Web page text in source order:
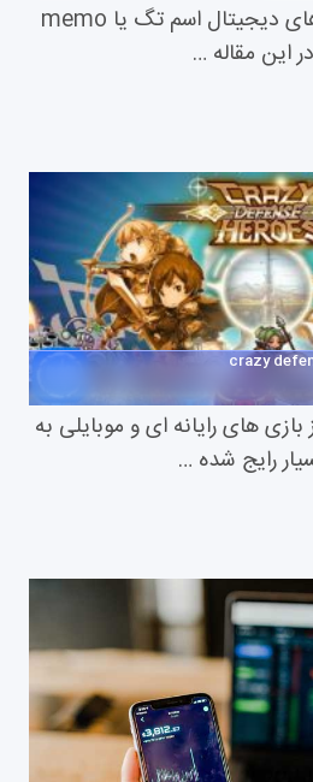
احتمالا هنگام خرید ارز های دیجیتال اسم تگ یا memo
این مقاله …
های رایانه ای و موبایلی به
رایج شده …